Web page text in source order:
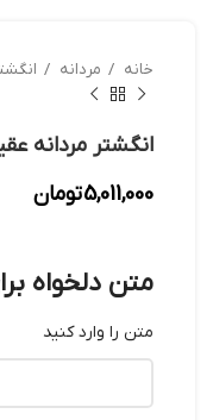
خانه مردانه
انگشتر مردانه
5,011,000تومان
متن دلخواه
متن را وارد کنید